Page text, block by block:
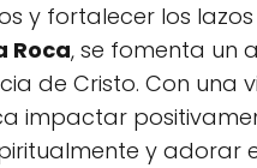
y fortalecer los
Roca, se fomenta un
de Cristo. Con una
impactar
y adorar